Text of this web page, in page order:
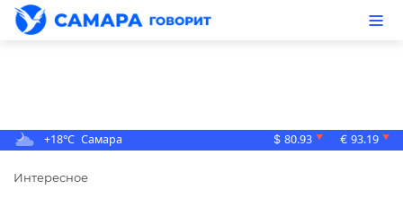
+18°C Самара $ 80.93 ▼ € 93.19 ▼
Интересное